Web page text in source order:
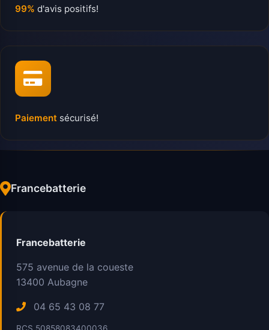
99% d'avis positifs!
Paiement sécurisé!
Francebatterie
Francebatterie
575 avenue de la coueste
13400 Aubagne
04 65 43 08 77